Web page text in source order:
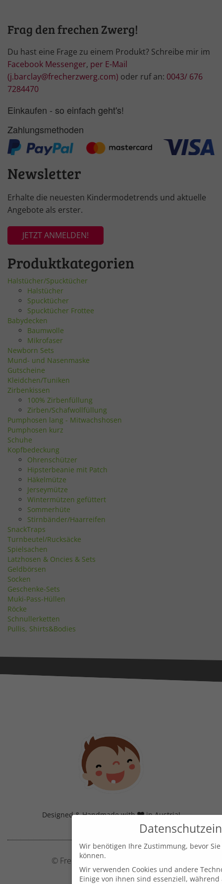
Frag den frechen Zwerg!
Du hast eine Frage zu einem Produkt? Schreibe mir im
Facebook Messenger, per E-Mail
(j.barclay@frecherzwerg.com) oder ruf an: 0043/ 676
7284470
Einkaufen - so einfach geht's!
Zahlungsmethoden
Newsletter
Erhalte die neuesten Kindermodetrends und aktuelle
Angebote als erster.
JETZT ANMELDEN!
Produktkategorien
Halstücher/Spucktücher
Halstücher
Spucktücher
Spucktücher Frottee
Babydecken
Baumwolle
Mikrofaser
Newborn Sets
Mund- und Nasenmaske
Gutscheine
Kleidchen/Tuniken
Zirbenkissen
100% Zirbenfüllung
Zirben/Schafwollfüllung
Pumphosen lang - Mitwachshosen
Pumphosen kurz
Schuhe
Kopfbedeckung
Ohrenschützer
Hipsterbeanie mit Patch
Häkelmütze
Jerseymütze
Wintermützen gefüttert
Sommerhüte
Stirnbänder/Haarreifen
SnackTraps
Turnbeutel/Rucksäcke
Spielsachen
Latzhosen & Oncies & Sets
Geldbörsen
Socken
Geschenke-Sets
Muki-Pass-Hüllen
Röcke
Schnullerketten
Pullis, Shirts&Bodies
Designed & Handmade with in Austria!
© Frecher Zwerg by J. Barclay e.U.
Wir benötigen Ihre Zustimmung, bevor
können.
Wir verwenden Cookies und andere
Einige von ihnen sind essenziell,